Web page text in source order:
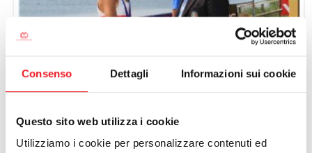
Consenso Dettagli Informazioni sui cookie
Questo sito web utilizza i cookie
Utilizziamo i cookie per personalizzare contenuti ed
Exploit dei cadetti ed allievi della Canottieri Mincio a Ravenna,